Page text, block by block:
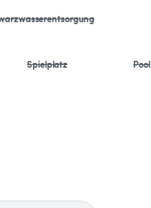
Spielplatz Pool